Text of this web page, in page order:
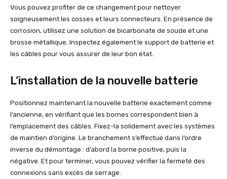
Vous pouvez profiter de ce changement pour nettoyer
soigneusement les cosses et leurs connecteurs. En présence de
corrosion, utilisez une solution de bicarbonate de soude et une
brosse métallique. Inspectez également le support de batterie et
les câbles pour vous assurer de leur bon état.
L’installation de la nouvelle batterie
Positionnez maintenant la nouvelle batterie exactement comme
l’ancienne, en vérifiant que les bornes correspondent bien à
l’emplacement des câbles. Fixez-la solidement avec les systèmes
de maintien d’origine. Le branchement s’effectue dans l’ordre
inverse du démontage : d’abord la borne positive, puis la
négative. Et pour terminer, vous pouvez vérifier la fermeté des
connexions sans excès de serrage.